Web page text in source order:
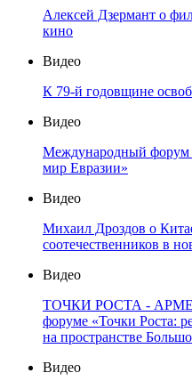
Алексей Дзермант о
кино
Видео
К 79-й годовщине
Видео
Международный форум
мир Евразии»
Видео
Михаил Дроздов о
соотечественников в
Видео
ТОЧКИ РОСТА -
форуме «Точки Роста:
на пространстве
Видео